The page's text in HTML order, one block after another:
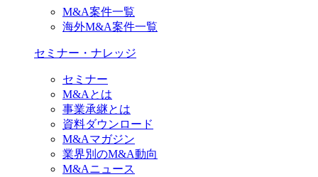
M&A案件一覧
海外M&A案件一覧
セミナー・ナレッジ
セミナー
M&Aとは
事業承継とは
資料ダウンロード
M&Aマガジン
業界別のM&A動向
M&Aニュース